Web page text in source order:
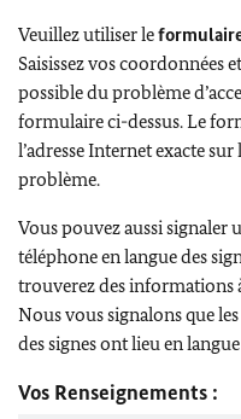
Veuillez utiliser le
Saisissez vos coordonnées
possible du problème
formulaire ci-dessus. Le
l’adresse Internet exacte
problème.
Vous pouvez aussi signaler
téléphone en langue des
trouverez des informations
Nous vous signalons que
des signes ont lieu en
Vos Renseignements :